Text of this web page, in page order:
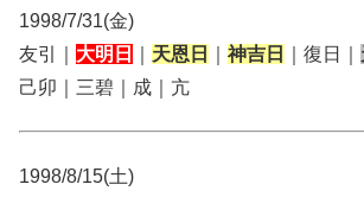
1998/7/31(金)
友引｜ 大明日 天恩日 神吉日 ｜復日｜
己卯｜三碧｜成｜亢
1998/8/15(土)